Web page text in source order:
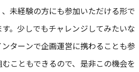
未経験の方にも参加いただける形で
。少しでもチャレンジしてみたいな
ターンで企画運営に携わることも参
こともできるので、是非この機会を